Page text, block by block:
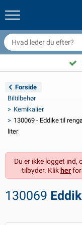
& tilbehør
udstyr til trailer
Belysning
Belysning Aspöck
Belysning Radex
belysning for
panel
indvendig
&
& 24V tilbehør
og topbetræk
&
& bobil
til gas
tilbehør
og beslag
og sjækler
og
Brandslukker &
produkter
Nederlands
Deutsch
English
Français
Norsk
Suomalainen
Forside
Biltilbehør
Kemikalier
130069 - Eddike til
liter
Du er ikke logget ind,
tilbyder. Klikherfor
130069